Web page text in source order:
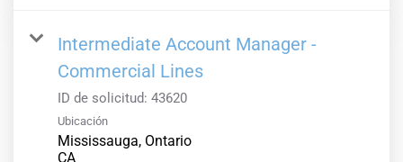
Intermediate Account Manager -
Commercial Lines
ID de solicitud: 43620
Ubicación
Mississauga, Ontario